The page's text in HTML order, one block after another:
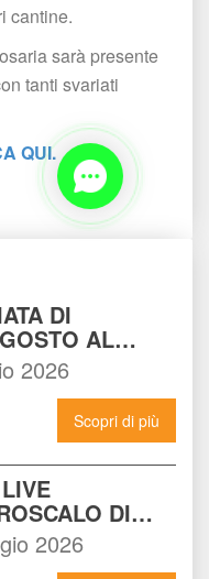
cantine.
sarà presente
tanti svariati
QUI.
DI
AL
CLUB
LA FESTA DA
DEL 15
2026
Scopri di più
DI
IL LOCALE
CONOSCERE
2026